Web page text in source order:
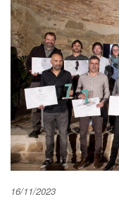
16/11/2023